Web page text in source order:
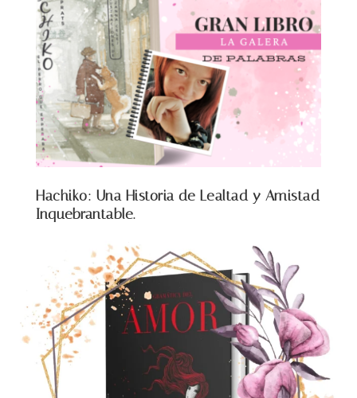
Hachiko: Una Historia de Lealtad y Amistad
Inquebrantable.